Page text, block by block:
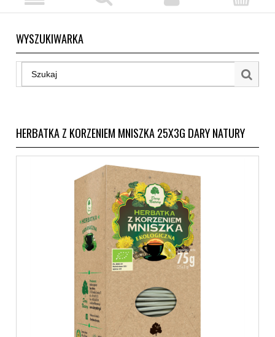
WYSZUKIWARKA
HERBATKA Z KORZENIEM MNISZKA 25X3G DARY NATURY